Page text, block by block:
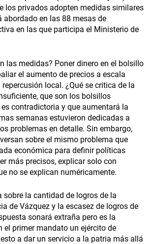
los privados adopten medidas similares
abordado en las 88 mesas de
en las que participa el Ministerio de
las medidas? Poner dinero en el bolsillo
el aumento de precios a escala
local. ¿Qué se critica de la
que son los bolsillos
contradictoria y que aumentará la
semanas estuvieron dedicadas a
problemas en detalle. Sin embargo,
sobre el mismo problema que
económica para definir políticas
más precisos, explicar solo con
no se explican numéricamente.
sobre la cantidad de logros de la
de Vázquez y la escasez de logros de
sonará extraña pero es la
el primer mandato un ejército de
a dar un servicio a la patria más allá